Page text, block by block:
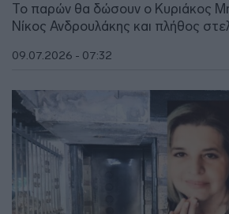
Το παρών θα δώσουν ο Κυριάκος
Νίκος Ανδρουλάκης και πλήθος
09.07.2026 - 07:32